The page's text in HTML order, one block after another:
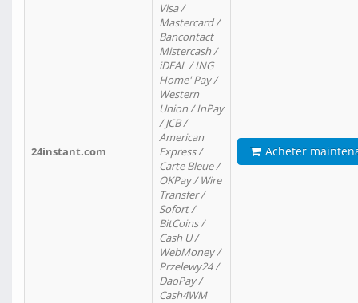
24instant.com
Visa /
Mastercard /
Bancontact
Mistercash /
iDEAL / ING
Home' Pay /
Western
Union / InPay
/ JCB /
American
Express /
Carte Bleue /
OKPay / Wire
Transfer /
Sofort /
BitCoins /
Cash U /
WebMoney /
Przelewy24 /
DaoPay /
Cash4WM
Acheter